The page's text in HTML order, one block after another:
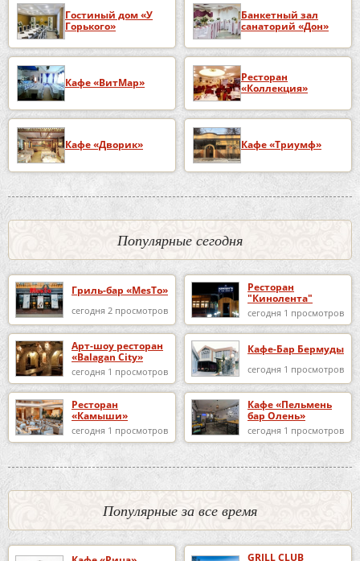
Гостиный дом «У
Горького»
Банкетный зал
санаторий «Дон»
Кафе «ВитМар»
Ресторан
«Коллекция»
Кафе «Дворик» Кафе «Триумф»
Популярные сегодня
Гриль-бар «MesTo»
сегодня 2 просмотров
Ресторан
"Кинолента"
сегодня 1 просмотров
Арт-шоу ресторан
«Balagan City»
сегодня 1 просмотров
Кафе-Бар Бермуды
сегодня 1 просмотров
Ресторан
«Камыши»
сегодня 1 просмотров
Кафе «Пельмень
бар Олень»
сегодня 1 просмотров
Популярные за все время
GRILL CLUB